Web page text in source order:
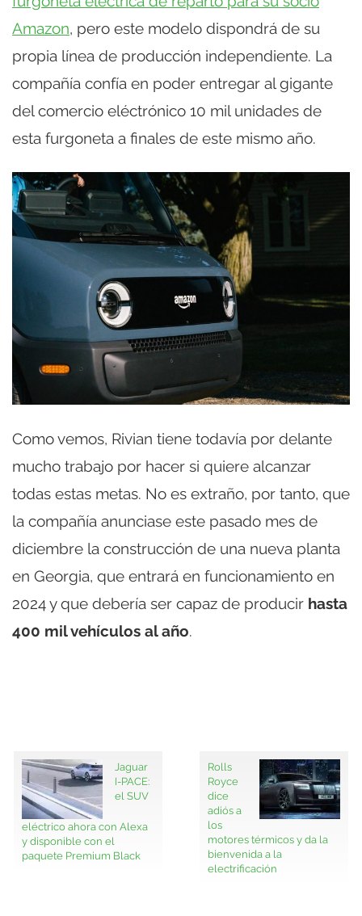
Amazon, pero este modelo dispondrá de su
propia línea de producción independiente. La
compañía confía en poder entregar al gigante
del comercio eléctrónico 10 mil unidades de
esta furgoneta a finales de este mismo año.
Como vemos, Rivian tiene todavía por delante
mucho trabajo por hacer si quiere alcanzar
todas estas metas. No es extraño, por tanto, que
la compañía anunciase este pasado mes de
diciembre la construcción de una nueva planta
en Georgia, que entrará en funcionamiento en
2024 y que debería ser capaz de producir hasta
400 mil vehículos al año.
Jaguar
I-PACE:
el SUV
eléctrico ahora con Alexa
y disponible con el
paquete Premium Black
Rolls
Royce
dice
adiós a
los
motores térmicos y da la
bienvenida a la
electrificación